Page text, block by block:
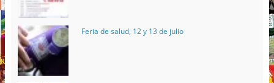
Feria de salud, 12 y 13 de julio